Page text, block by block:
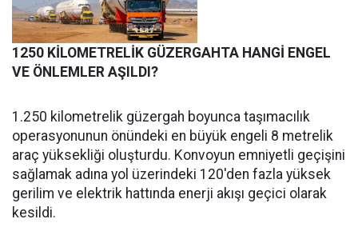
1250 KİLOMETRELİK GÜZERGAHTA HANGİ ENGEL
VE ÖNLEMLER AŞILDI?
1.250 kilometrelik güzergah boyunca taşımacılık
operasyonunun önündeki en büyük engeli 8 metrelik
araç yüksekliği oluşturdu. Konvoyun emniyetli geçişini
sağlamak adına yol üzerindeki 120'den fazla yüksek
gerilim ve elektrik hattında enerji akışı geçici olarak
kesildi.